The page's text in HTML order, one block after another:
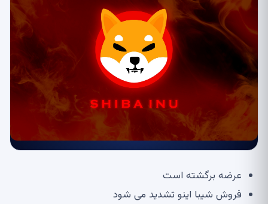
عرضه برگشته است
فروش شیبا اینو تشدید می شود